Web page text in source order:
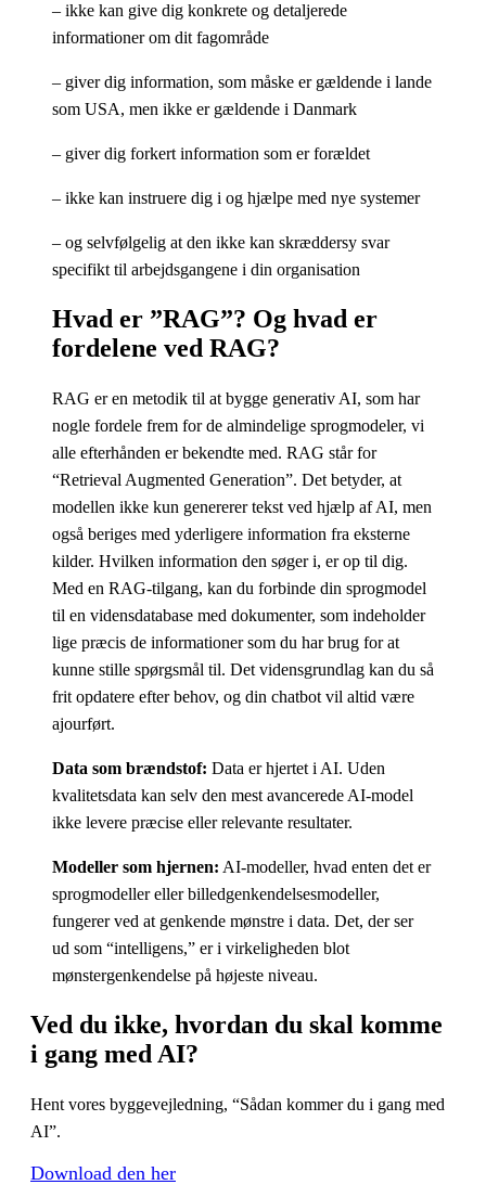
– ikke kan give dig konkrete og detaljerede
informationer om dit fagområde
– giver dig information, som måske er gældende i lande
som USA, men ikke er gældende i Danmark
– giver dig forkert information som er forældet
– ikke kan instruere dig i og hjælpe med nye systemer
– og selvfølgelig at den ikke kan skræddersy svar
specifikt til arbejdsgangene i din organisation
Hvad er ”RAG”? Og hvad er
fordelene ved RAG?
RAG er en metodik til at bygge generativ AI, som har
nogle fordele frem for de almindelige sprogmodeler, vi
alle efterhånden er bekendte med. RAG står for
“Retrieval Augmented Generation”. Det betyder, at
modellen ikke kun genererer tekst ved hjælp af AI, men
også beriges med yderligere information fra eksterne
kilder. Hvilken information den søger i, er op til dig.
Med en RAG-tilgang, kan du forbinde din sprogmodel
til en vidensdatabase med dokumenter, som indeholder
lige præcis de informationer som du har brug for at
kunne stille spørgsmål til. Det vidensgrundlag kan du så
frit opdatere efter behov, og din chatbot vil altid være
ajourført.
Data som brændstof: Data er hjertet i AI. Uden
kvalitetsdata kan selv den mest avancerede AI-model
ikke levere præcise eller relevante resultater.
Modeller som hjernen: AI-modeller, hvad enten det er
sprogmodeller eller billedgenkendelsesmodeller,
fungerer ved at genkende mønstre i data. Det, der ser
ud som “intelligens,” er i virkeligheden blot
mønstergenkendelse på højeste niveau.
Ved du ikke, hvordan du skal komme
i gang med AI?
Hent vores byggevejledning, “Sådan kommer du i gang med
AI”.
Download den her